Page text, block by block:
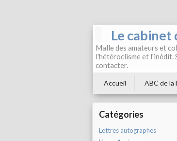
Le cabinet
Malle des amateurs et
l'hétéroclisme et l'inédit.
contacter.
Accueil ABC de la
Catégories
Lettres autographes